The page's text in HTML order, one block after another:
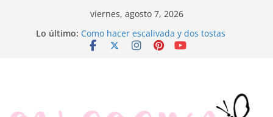
viernes, agosto 7, 2026
Lo último: Como hacer escalivada y dos tostas
Trenza de hojaldre con jamón y queso